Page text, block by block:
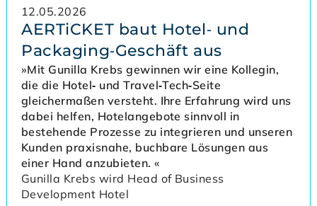
AERTiCKET baut Hotel‑ und
Packaging‑Geschäft aus
12.05.2026
»Mit Gunilla Krebs gewinnen wir eine Kollegin,
die die Hotel‑ und Travel‑Tech‑Seite
gleichermaßen versteht. Ihre Erfahrung wird uns
dabei helfen, Hotelangebote sinnvoll in
bestehende Prozesse zu integrieren und unseren
Kunden praxisnahe, buchbare Lösungen aus
einer Hand anzubieten. «
Gunilla Krebs wird Head of Business
Development Hotel